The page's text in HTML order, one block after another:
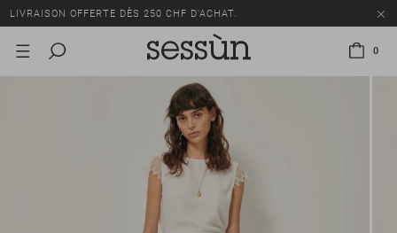
LIVRAISON OFFERTE DÈS 250 CHF D'ACHAT.
TOUS LES PRIX INCLUENT LA TVA ET LES DROITS DE DOUANE.
LIVRAISON OFFERTE DÈS 250 CHF D'ACHAT.
TOUS LES PRIX INCLUENT LA TVA ET LES DROITS DE DOUANE.
0